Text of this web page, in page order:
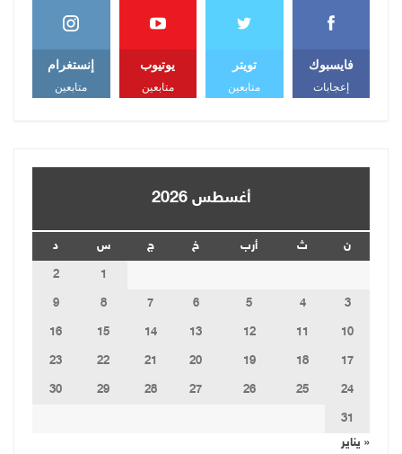
فايسبوك
إعجابات
تويتر
متابعين
يوتيوب
متابعين
إنستغرام
متابعين
أغسطس 2026
ن ث أرب خ ج س
د
1
2
3
4
5
6
7
8
9
10
11
12
13
14
15
16
17
18
19
20
21
22
23
24
25
26
27
28
29
30
31
« يناير